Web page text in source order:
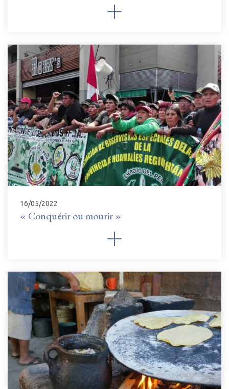
16/05/2022
« Conquérir ou mourir »